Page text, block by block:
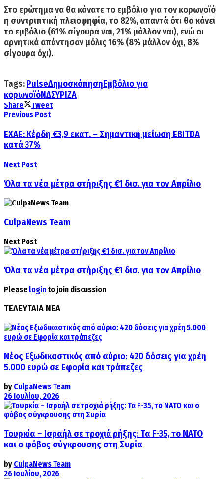
Στο ερώτημα να θακάνατε το εμβόλιο για τον κορωνοϊό
η συντριπτική πλειοψηφία,το 82%, απαντά ότι θα κάνει
το εμβόλιο (61% σίγουρα ναι, 21% μάλλον ναι), ενώ οι
αρνητικά απάντησαν μόλις 16% (8% μάλλον όχι, 8%
σίγουρα όχι).
Tags: PulseΔημοσκόπησηΕμβόλιο για
κορωνοϊόΝΔΣΥΡΙΖΑ
Share
Tweet
Previous Post
EXAE: Κέρδη €3,9 εκατ. – Σημαντική μείωση ΕΒΙΤDA
κατά 37%
Next Post
Όλα τα νέα μέτρα στήριξης €1 δισ. για τον Απρίλιο
CulpaNews Team
Next Post
Όλα τα νέα μέτρα στήριξης €1 δισ. για τον Απρίλιο
Please login to join discussion
ΤΕΛΕΥΤΑΙΑ ΝΕΑ
Νέος Εξωδικαστικός από αύριο: 420 δόσεις για χρέη
5.000 ευρώ σε Εφορία και τράπεζες
by CulpaNews Team
26 Ιουλίου, 2026
Τουρκία – Ισραήλ σε τροχιά ρήξης: Τα F-35, το ΝΑΤΟ
και ο φόβος σύγκρουσης στη Συρία
by CulpaNews Team
26 Ιουλίου, 2026